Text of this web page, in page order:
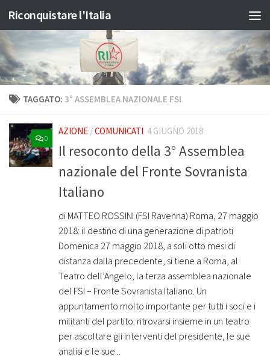
Salta al contenuto
Riconquistare l'Italia
TAGGATO: 3° ASSEMBLEA NAZIONALE FSI
0
AZIONE /COMUNICATI 4 GIUGNO 2018
Il resoconto della 3° Assemblea
nazionale del Fronte Sovranista
Italiano
di MATTEO ROSSINI (FSI Ravenna) Roma, 27 maggio
2018: il destino di una generazione di patrioti
Domenica 27 maggio 2018, a soli otto mesi di
distanza dalla precedente, si tiene a Roma, al
Teatro dell’Angelo, la terza assemblea nazionale
del FSI – Fronte Sovranista Italiano. Un
appuntamento molto importante per tutti i soci e i
militanti del partito: ritrovarsi insieme in un teatro
per ascoltare gli interventi del presidente, le sue
analisi e le sue...